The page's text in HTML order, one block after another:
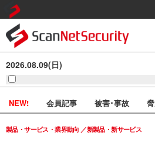
2026.08.09(日)
NEW! 会員記事 被害･事故
製品・サービス・業界動向 新製品・新サービス